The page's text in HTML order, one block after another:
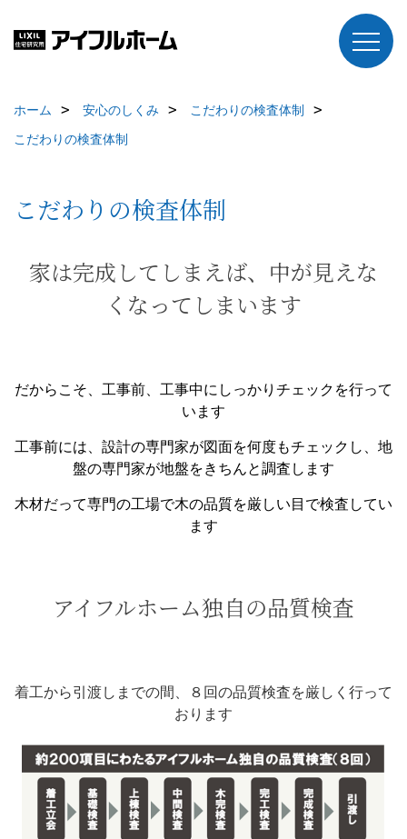
ホーム 安心のしくみ
こだわりの検査体制
こだわりの検査体制
こだわりの検査体制
家は完成してしまえば、中が見えな
くなってしまいます
だからこそ、工事前、工事中にしっかりチェックを行って
います
工事前には、設計の専門家が図面を何度もチェックし、地
盤の専門家が地盤をきちんと調査します
木材だって専門の工場で木の品質を厳しい目で検査してい
ます
アイフルホーム独自の品質検査
着工から引渡しまでの間、８回の品質検査を厳しく行って
おります